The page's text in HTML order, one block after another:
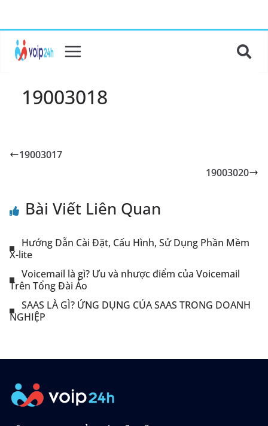
19003018
19003017
19003020
Bài Viết Liên Quan
Hướng Dẫn Cài Đặt, Cấu Hình, Sử Dụng Phần Mềm
X-lite
Voicemail là gì? Ưu và nhược điểm của Voicemail
Trên Tổng Đài Ảo
SAAS LÀ GÌ? ỨNG DỤNG CỦA SAAS TRONG DOANH
NGHIỆP